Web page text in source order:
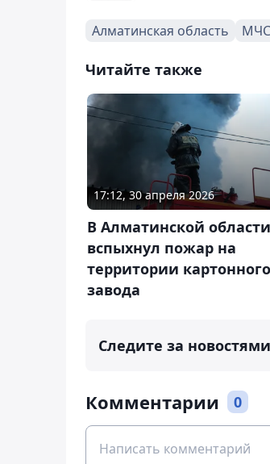
Алматинская область
Читайте также
17:12, 30 апреля 2026
В Алматинской области
вспыхнул пожар на
территории картонного
завода
Следите за
Комментарии 0